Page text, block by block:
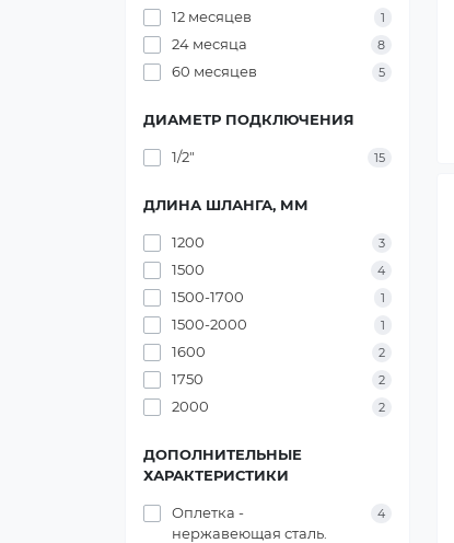
12 месяцев 1
24 месяца 8
60 месяцев 5
ДИАМЕТР ПОДКЛЮЧЕНИЯ
1/2" 15
ДЛИНА ШЛАНГА, ММ
1200 3
1500 4
1500-1700 1
1500-2000 1
1600 2
1750 2
2000 2
ДОПОЛНИТЕЛЬНЫЕ
ХАРАКТЕРИСТИКИ
Оплетка -
нержавеющая сталь.
4